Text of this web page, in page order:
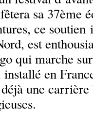
sa 37ème
ce
est
qui marche
en
une